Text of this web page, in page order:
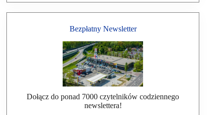
Bezpłatny Newsletter
Dołącz do ponad 7000 czytelników codziennego
newslettera!